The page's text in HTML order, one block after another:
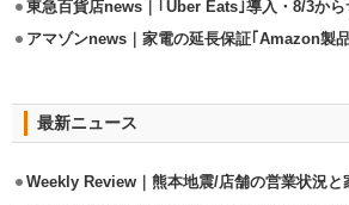
東急百貨店news｜｢Uber Eats｣導入・8/3か
最新ニュース